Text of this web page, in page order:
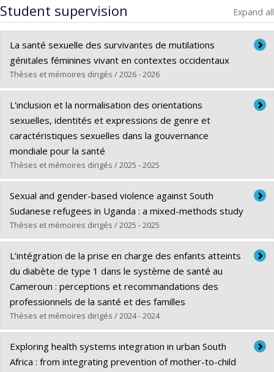
Student supervision Expand all
La santé sexuelle des survivantes de mutilations
génitales féminines vivant en contextes occidentaux
Thèses et mémoires dirigés / 2026 - 2026
Graduate :Gareau, Emmanuelle
Cycle :Doctoral
Grade :Ph. D.
Lien vers le document dans Papyrus
L'inclusion et la normalisation des orientations
sexuelles, identités et expressions de genre et
caractéristiques sexuelles dans la gouvernance
mondiale pour la santé
Thèses et mémoires dirigés / 2025 - 2025
Graduate :Seppey, Mathieu
Cycle :Doctoral
Grade :Ph. D.
Lien vers le document dans Papyrus
Sexual and gender-based violence against South
Sudanese refugees in Uganda : a mixed-methods study
Thèses et mémoires dirigés / 2025 - 2025
Graduate :Michaelsen, Sonia
Cycle :Doctoral
Grade :Ph. D.
Lien vers le document dans Papyrus
L’intégration de la prise en charge des enfants atteints
du diabète de type 1 dans le système de santé au
Cameroun : perceptions et recommandations des
professionnels de la santé et des familles
Thèses et mémoires dirigés / 2024 - 2024
Graduate :Djiofack-Kentsop, Hervé Brice
Cycle : Doctoral
Exploring health systems integration in urban South
Africa : from integrating prevention of mother-to-child